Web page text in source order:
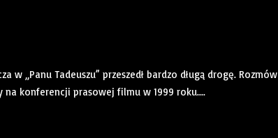
„Panu Tadeuszu” przeszedł bardzo długą drogę.
na konferencji prasowej filmu w 1999 roku....